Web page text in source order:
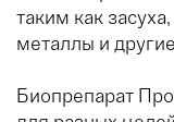
таким как
металлы и
Биопрепарат